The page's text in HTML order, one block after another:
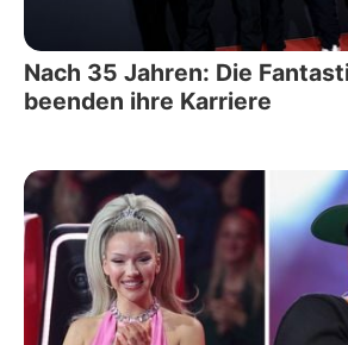
Nach 35 Jahren: Die
beenden ihre Karriere